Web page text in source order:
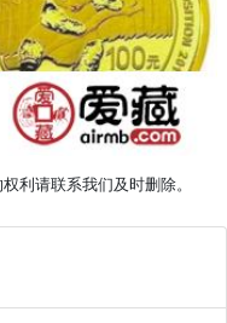
利请联系我们及时删除。